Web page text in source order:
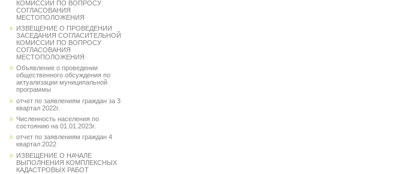
КОМИССИИ ПО ВОПРОСУ
СОГЛАСОВАНИЯ
МЕСТОПОЛОЖЕНИЯ
ИЗВЕЩЕНИЕ О ПРОВЕДЕНИИ
ЗАСЕДАНИЯ СОГЛАСИТЕЛЬНОЙ
КОМИССИИ ПО ВОПРОСУ
СОГЛАСОВАНИЯ
МЕСТОПОЛОЖЕНИЯ
Объявление о проведении
общественного обсуждения по
актуализации муниципальной
программы
отчет по заявлениям граждан за 3
квартал 2022г.
Численность населения по
состоянию на 01.01.2023г.
отчет по заявлениям граждан 4
квартал 2022
ИЗВЕЩЕНИЕ О НАЧАЛЕ
ВЫПОЛНЕНИЯ КОМПЛЕКСНЫХ
КАДАСТРОВЫХ РАБОТ